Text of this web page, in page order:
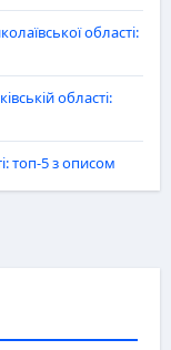
області:
області:
топ-5 з описом